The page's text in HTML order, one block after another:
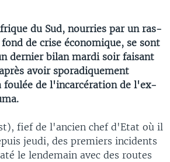
du Sud, nourries par un ras-
de crise économique, se sont
dernier bilan mardi soir faisant
avoir sporadiquement
foulée de l'incarcération de l'ex-
fief de l'ancien chef d'Etat où il
jeudi, des premiers incidents
le lendemain avec des routes